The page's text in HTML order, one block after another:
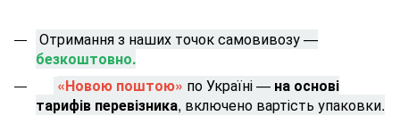
Отримання з наших точок самовивозу —
безкоштовно.
«Новою поштою» по Україні — на основі
тарифів перевізника, включено вартість упаковки.